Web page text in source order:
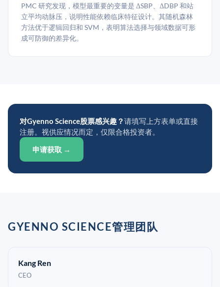
PMC 研究发现，模型最重要的变量是 ΔSBP、ΔDBP 和站
立平均动脉压，说明性能依赖临床特征设计。其随机森林
方法优于逻辑回归和 SVM，表明算法选择与领域数据可形
成可防御的差异化。
对Gyenno Science股票感兴趣？请填写上方表单或直接
注册。视供应情况而定，仅限合格投资者。
申请获取 →
GYENNO SCIENCE管理团队
Kang Ren
CEO